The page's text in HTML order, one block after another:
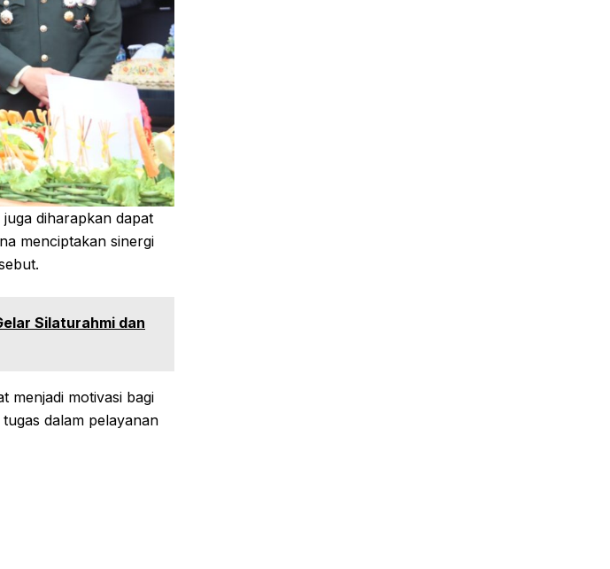
diharapkan dapat
menciptakan sinergi
Silaturahmi dan
menjadi motivasi bagi
dalam pelayanan